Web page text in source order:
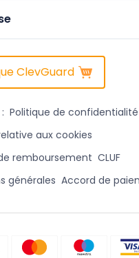
ClevGuard
Politique de confidentialité
aux cookies
remboursement CLUF
générales Accord de